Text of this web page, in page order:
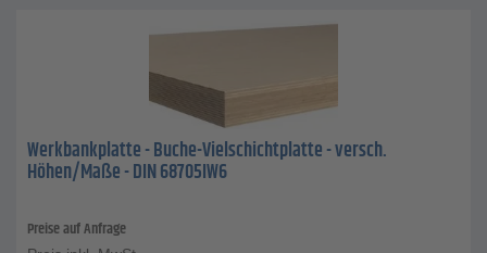
Werkbankplatte - Buche-Vielschichtplatte - versch.
Höhen/Maße - DIN 68705IW6
Preise auf Anfrage